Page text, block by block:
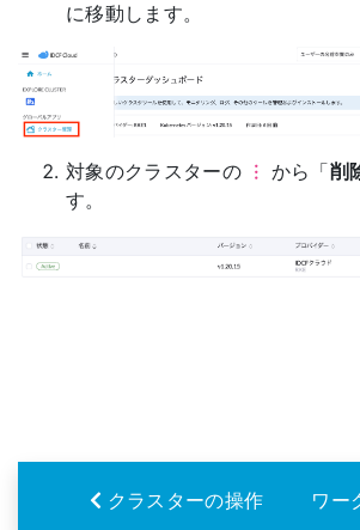
に移動します。
対象のクラスターの ︙ から「削
す。
クラスターの操作 ワー